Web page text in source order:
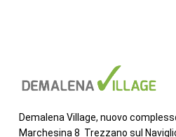
Demalena Village, nuovo
Marchesina 8 Trezzano sul